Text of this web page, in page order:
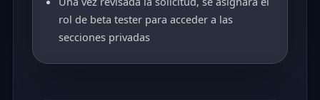
rol de beta tester para acceder a las
secciones privadas